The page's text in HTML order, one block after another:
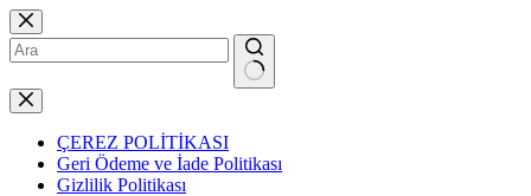
Skip
to
content
No
results
ÇEREZ POLİTİKASI
Geri Ödeme ve İade Politikası
Gizlilik Politikası